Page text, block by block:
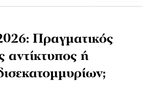
Πραγματικός
αντίκτυπος ή